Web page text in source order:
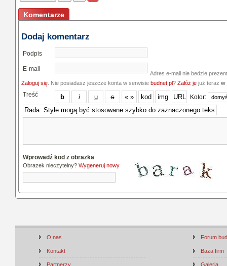
Komentarze
Dodaj komentarz
Podpis
E-mail
Adres e-mail nie bedzie
Zaloguj się . Nie posiadasz jeszcze konta w serwisie budnet.pl? Załóż je już teraz w
Treść Kolor:
Wprowadź kod z obrazka
Obrazek nieczytelny? Wygeneruj nowy
O nas
Kontakt
Partnerzy
Forum
Baza firm
Galeria